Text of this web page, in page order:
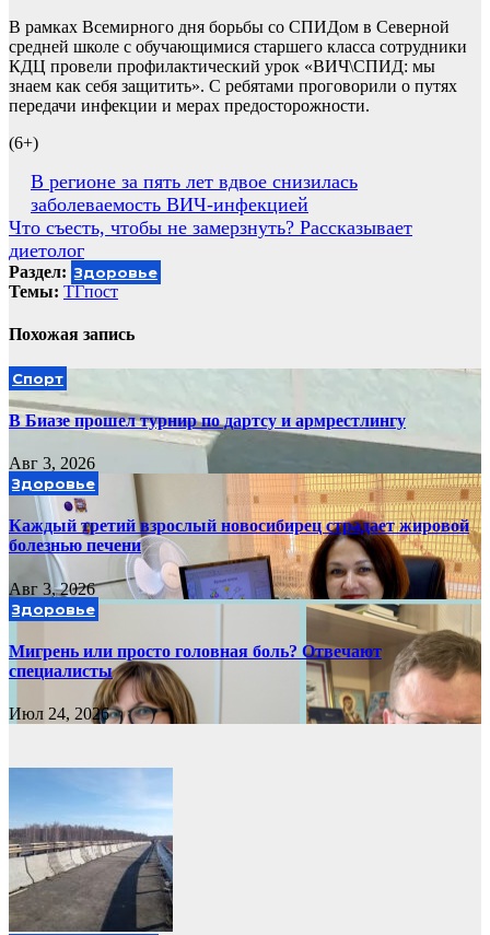
В рамках Всемирного дня борьбы со СПИДом в Северной
средней школе с обучающимися старшего класса сотрудники
КДЦ провели профилактический урок «ВИЧ\СПИД: мы
знаем как себя защитить». С ребятами проговорили о путях
передачи инфекции и мерах предосторожности.
(6+)
Навигация
по
записям
В регионе за пять лет вдвое снизилась
заболеваемость ВИЧ-инфекцией
Что съесть, чтобы не замерзнуть? Рассказывает
диетолог
Раздел: Здоровье
Темы: ТГпост
Похожая запись
Спорт
В Биазе прошел турнир по дартсу и армрестлингу
Авг 3, 2026
Здоровье
Каждый третий взрослый новосибирец страдает жировой
болезнью печени
Авг 3, 2026
Здоровье
Мигрень или просто головная боль? Отвечают
специалисты
Июл 24, 2026